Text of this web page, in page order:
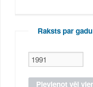
Raksts par gadu